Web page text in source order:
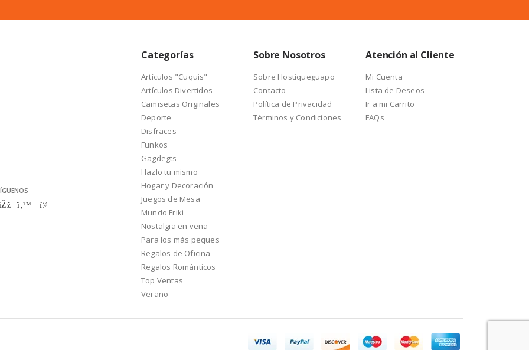
Categorías
Artículos "Cuquis"
Artículos Divertidos
Camisetas Originales
Deporte
Disfraces
Funkos
Gagdegts
Hazlo tu mismo
Hogar y Decoración
Juegos de Mesa
Mundo Friki
Nostalgia en vena
Para los más peques
Regalos de Oficina
Regalos Románticos
Top Ventas
Verano
Sobre Nosotros
Sobre Hostiqueguapo
Contacto
Política de Privacidad
Términos y Condiciones
Atención al Cliente
Mi Cuenta
Lista de Deseos
Ir a mi Carrito
FAQs